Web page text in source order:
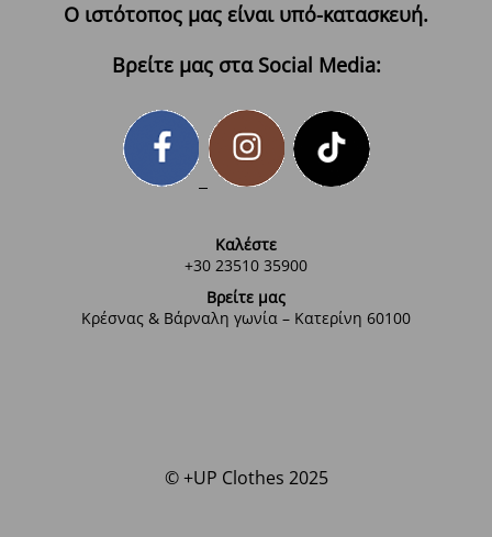
Ο ιστότοπος μας είναι υπό-κατασκευή.
Βρείτε μας στα Social Media:
Καλέστε
+30 23510 35900
Βρείτε μας
Κρέσνας & Βάρναλη γωνία – Κατερίνη 60100
© +UP Clothes 2025